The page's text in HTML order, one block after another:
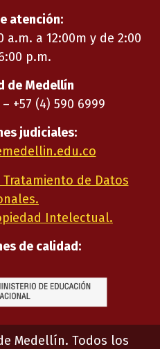
atención:
a.m. a 12:00m y de 2:00
p.m.
de Medellín
+57 (4) 590 6999
judiciales:
de Datos
Intelectual.
de calidad:
Medellín. Todos los